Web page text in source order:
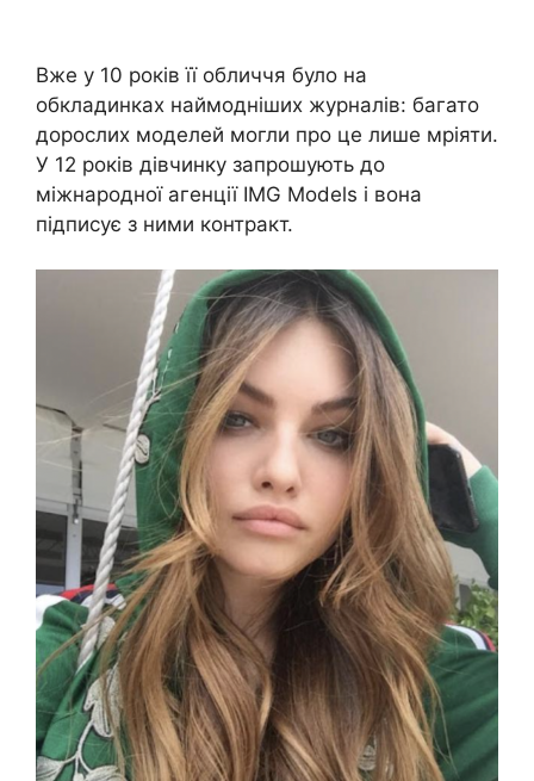
Вже у 10 років її обличчя було на
обкладинках наймодніших журналів: багато
дорослих моделей могли про це лише мріяти.
У 12 років дівчинку запрошують до
міжнародної агенції IMG Models і вона
підписує з ними контракт.